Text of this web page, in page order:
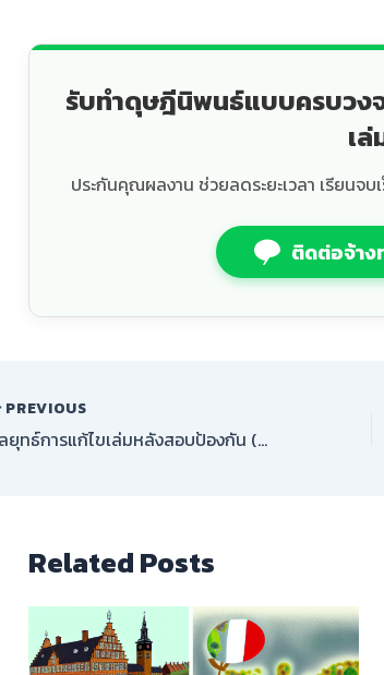
รับทำดุษฎีนิพนธ์แบบครบวง
เล่
ประกันคุณผลงาน ช่วยลดระยะเวลา เรียนจ
ติดต่อจ้า
PREVIOUS
กลยุทธ์การแก้ไขเล่มหลังสอบป้องกัน (Revision Management)
Related Posts